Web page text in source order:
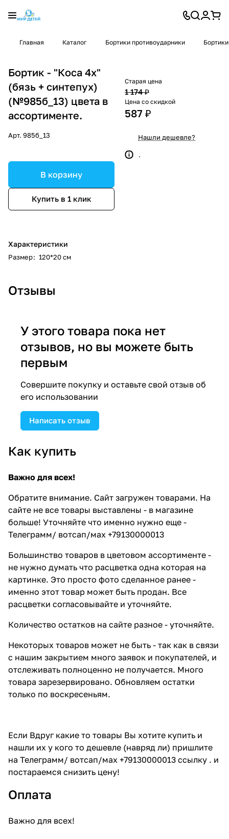
Главная Каталог Бортики противоударники
Бортик - "Коса 4х"
(бязь + синтепух)
(№985б_13) цвета в
ассортименте.
Арт. 985б_13
В корзину
Купить в 1 клик
Характеристики
Размер: 120*20 см
Старая цена
1 174 ₽
Цена со скидкой
587 ₽
Нашли дешевле?
.
Отзывы
У этого товара пока нет
отзывов, но вы можете быть
первым
Совершите покупку и оставьте свой отзыв об
его использовании
Написать отзыв
Как купить
Важно для всех!
Обратите внимание. Сайт загружен товарами. На
сайте не все товары выставлены - в магазине
больше! Уточняйте что именно нужно еще -
Телеграмм/ вотсап/мах +79130000013
Большинство товаров в цветовом ассортименте -
не нужно думать что расцветка одна которая на
картинке. Это просто фото сделанное ранее -
именно этот товар может быть продан. Все
расцветки согласовывайте и уточняйте.
Количество остатков на сайте разное - уточняйте.
Некоторых товаров может не быть - так как в связи
с нашим закрытием много заявок и покупателей, и
отслеживать полноценно не получается. Много
товара зарезервировано. Обновляем остатки
только по воскресеньям.
Если Вдруг какие то товары Вы хотите купить и
нашли их у кого то дешевле (навряд ли) пришлите
на Телеграмм/ вотсап/мах +79130000013 ссылку . и
постараемся снизить цену!
Оплата
Важно для всех!